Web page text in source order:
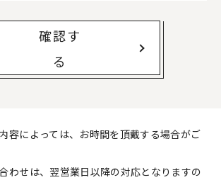
確認す
る
容によっては、お時間を頂戴する場合がご
わせは、翌営業日以降の対応となりますの